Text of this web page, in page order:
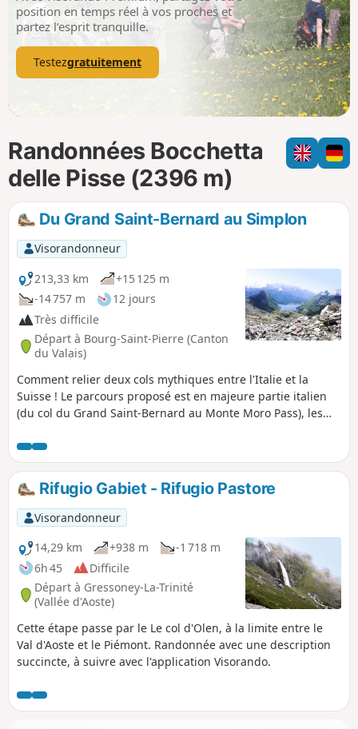
p
position en temps réel à vos proches et
partez l’esprit tranquille.
Testezgratuitement
Randonnées Bocchetta
delle Pisse (2396 m)
Du Grand Saint-Bernard au Simplon
Visorandonneur
213,33 km
+15 125 m
-14 757 m
12 jours
Très difficile
Départ à Bourg-Saint-Pierre (Canton
du Valais)
Comment relier deux cols mythiques entre l'Italie et la
Suisse ! Le parcours proposé est en majeure partie italien
(du col du Grand Saint-Bernard au Monte Moro Pass), les
traditionnelle route "Chamonix-Zermatt-Simplon".
Rifugio Gabiet - Rifugio Pastore
Visorandonneur
14,29 km
+938 m
-1 718 m
6h 45
Difficile
Départ à Gressoney-La-Trinité
(Vallée d'Aoste)
Cette étape passe par le Le col d'Olen, à la limite entre le
Val d'Aoste et le Piémont. Randonnée avec une description
succincte, à suivre avec l'application Visorando.